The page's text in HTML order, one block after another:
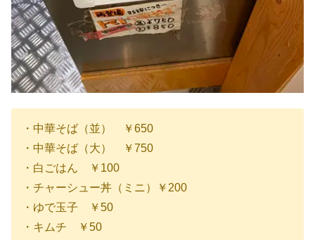
・中華そば（並） ￥650
・中華そば（大） ￥750
・白ごはん ￥100
・チャーシュー丼（ミニ）￥200
・ゆで玉子 ￥50
・キムチ ￥50